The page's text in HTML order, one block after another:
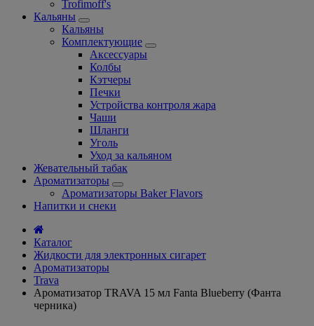
Trofimoff's
Кальяны
Кальяны
Комплектующие
Аксессуары
Колбы
Кэтчеры
Печки
Устройства контроля жара
Чаши
Шланги
Уголь
Уход за кальяном
Жевательный табак
Ароматизаторы
Ароматизаторы Baker Flavors
Напитки и снеки
Каталог
Жидкости для электронных сигарет
Ароматизаторы
Trava
Ароматизатор TRAVA 15 мл Fanta Blueberry (Фанта
черника)